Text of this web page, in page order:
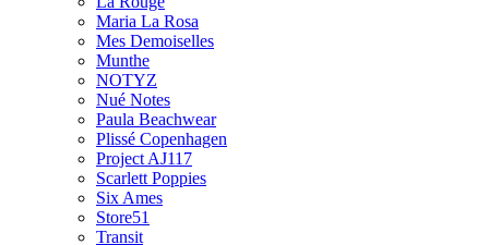
Maria La Rosa
Mes Demoiselles
Munthe
NOTYZ
Nué Notes
Paula Beachwear
Plissé Copenhagen
Project AJ117
Scarlett Poppies
Six Ames
Store51
Transit